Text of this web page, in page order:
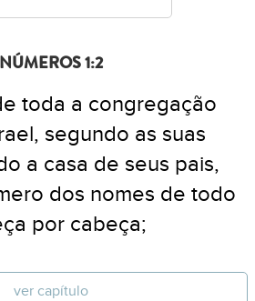
NÚMEROS 1:2
toda a congregação
segundo as suas
a casa de seus pais,
dos nomes de todo
por cabeça;
ver capítulo